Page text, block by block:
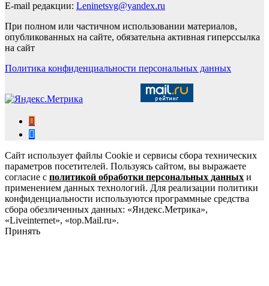
E-mail редакции: Leninetsvg@yandex.ru
При полном или частичном использовании материалов,
опубликованных на сайте, обязательна активная гиперссылка
на сайт
Политика конфиденциальности персональных данных
Сайт использует файлы Cookie и сервисы сбора технических
параметров посетителей. Пользуясь сайтом, вы выражаете
согласие с политикой обработки персональных данных и
применением данных технологий. Для реализации политики
конфиденциальности используются программные средства
сбора обезличенных данных: «Яндекс.Метрика»,
«Liveinternet», «top.Mail.ru».
Принять